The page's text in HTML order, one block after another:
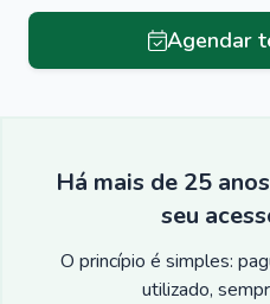
Agendar
Há mais de 25
seu
O princípio é simples:
utilizado,